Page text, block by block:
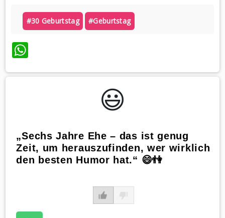
#30 Geburtstag #geburtstag
WhatsApp
😃️
„Sechs Jahre Ehe – das ist genug
Zeit, um herauszufinden, wer wirklich
den besten Humor hat.“ 😄👫